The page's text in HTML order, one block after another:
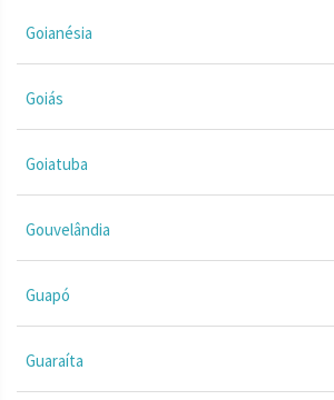
Goianésia
Goiás
Goiatuba
Gouvelândia
Guapó
Guaraíta